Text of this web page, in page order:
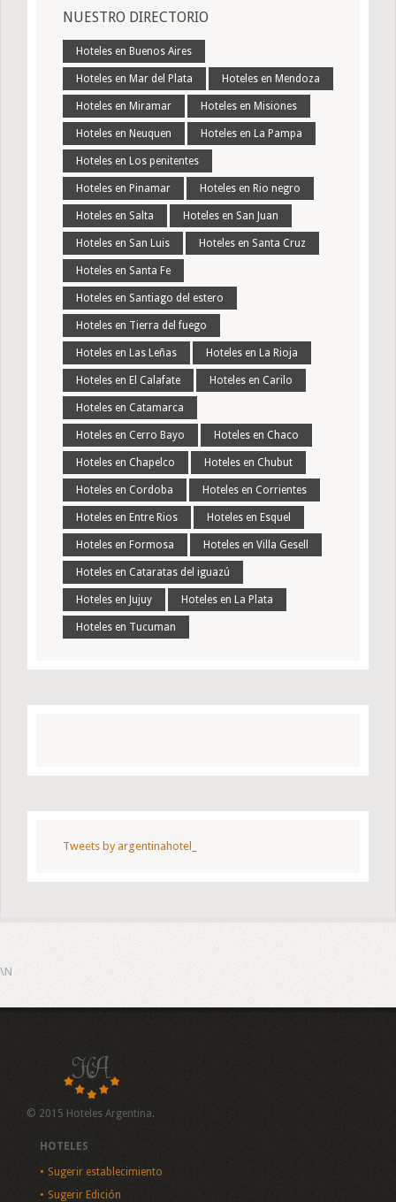
NUESTRO DIRECTORIO
Hoteles en Buenos Aires
Hoteles en Mar del Plata Hoteles en Mendoza
Hoteles en Miramar Hoteles en Misiones
Hoteles en Neuquen Hoteles en La Pampa
Hoteles en Los penitentes
Hoteles en Pinamar Hoteles en Rio negro
Hoteles en Salta Hoteles en San Juan
Hoteles en San Luis Hoteles en Santa Cruz
Hoteles en Santa Fe
Hoteles en Santiago del estero
Hoteles en Tierra del fuego
Hoteles en Las Leñas Hoteles en La Rioja
Hoteles en El Calafate Hoteles en Carilo
Hoteles en Catamarca
Hoteles en Cerro Bayo Hoteles en Chaco
Hoteles en Chapelco Hoteles en Chubut
Hoteles en Cordoba Hoteles en Corrientes
Hoteles en Entre Rios Hoteles en Esquel
Hoteles en Formosa Hoteles en Villa Gesell
Hoteles en Cataratas del iguazú
Hoteles en Jujuy Hoteles en La Plata
Hoteles en Tucuman
Tweets by argentinahotel_
\N
© 2015 Hoteles Argentina.
HOTELES
Sugerir establecimiento
Sugerir Edición